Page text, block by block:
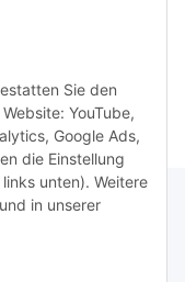
Sie den
YouTube,
Google Ads,
die Einstellung
unten). Weitere
und in unserer
&
€